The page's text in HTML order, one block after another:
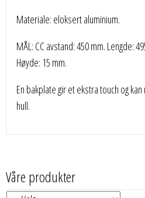
Materiale: eloksert aluminium.
MÅL: CC avstand: 450 mm. Lengde:
Høyde: 15 mm.
En bakplate gir et ekstra touch og
hull.
Våre produkter